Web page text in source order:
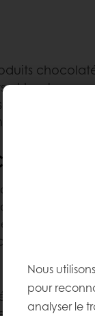
et
les
?
solides
sèches
14 % de
un
Nous
pour
analyser le